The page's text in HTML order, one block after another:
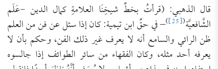
قال الذهبي: (قرأتُ بخطِّ شيخِنَا العلامةِ كمال الدين ‌-عَلَم
‌الشَّافعيَّة(
[25]
)– في حقِّ ابن تيمية: كان إذا سئل عن فن من العلم
ظن الرائي والسامع أنه لا يعرف غير ذلك الفن، وحكم بأن لا
يعرفه أحد مثله، وكان الفقهاء من سائر الطوائف إذا جالسوه